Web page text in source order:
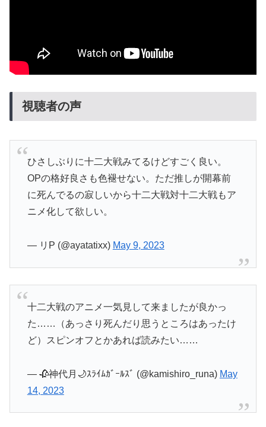
視聴者の声
ひさしぶりに十二大戦みてるけどすごく良い。
OPの格好良さも色褪せない。ただ推しが開幕前
に死んでるの寂しいから十二大戦対十二大戦もア
ニメ化して欲しい。
— リP (@ayatatixx) May 9, 2023
十二大戦のアニメ一気見して来ましたが良かっ
た……（あっさり死んだり思うところはあったけ
ど）スピンオフとかあれば読みたい……
— 🥀神代月🌙ｽﾗｲﾑｶﾞｰﾙｽﾞ (@kamishiro_runa) May
14, 2023